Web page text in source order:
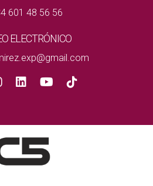
601 48 56 56
ELECTRÓNICO